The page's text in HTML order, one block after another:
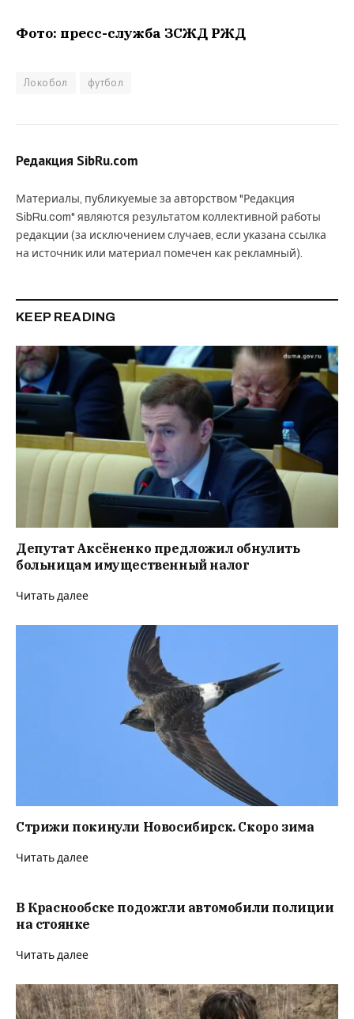
Фото: пресс-служба ЗСЖД РЖД
Локобол футбол
Редакция SibRu.com
Материалы, публикуемые за авторством "Редакция
SibRu.com" являются результатом коллективной работы
редакции (за исключением случаев, если указана ссылка
на источник или материал помечен как рекламный).
KEEP READING
Депутат Аксёненко предложил обнулить
больницам имущественный налог
Читать далее
Стрижи покинули Новосибирск. Скоро зима
Читать далее
В Краснообске подожгли автомобили полиции
на стоянке
Читать далее